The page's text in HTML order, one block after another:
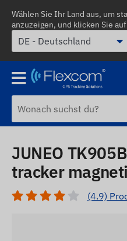
Wählen Sie Ihr Land aus, um
anzuzeigen, und klicken Sie
JUNEO
tracker
(4.9)